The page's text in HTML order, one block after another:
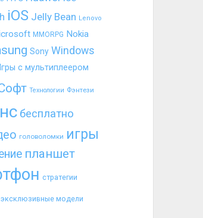
iOS Jelly Bean Lenovo
MMORPG Nokia
Sony Windows
с мультиплеером
Технологии Фэнтези
бесплатно
головоломки игры
планшет
стратегии
эксклюзивные модели